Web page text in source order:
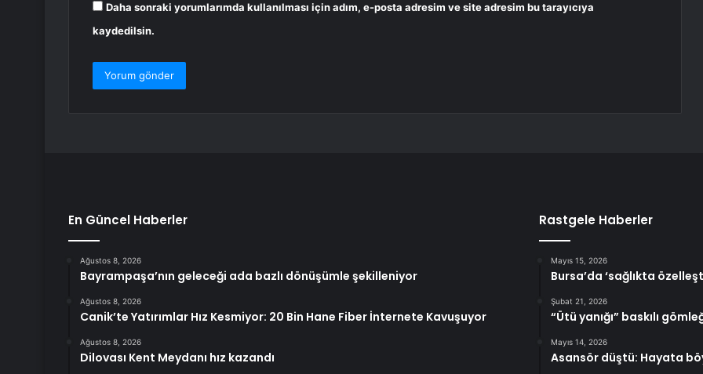
Daha sonraki yorumlarımda kullanılması için adım, e-posta adresim ve site adresim bu tarayıcıya
kaydedilsin.
En Güncel Haberler
Ağustos 8, 2026
Bayrampaşa’nın geleceği ada bazlı dönüşümle şekilleniyor
Ağustos 8, 2026
Canik’te Yatırımlar Hız Kesmiyor: 20 Bin Hane Fiber İnternete Kavuşuyor
Ağustos 8, 2026
Dilovası Kent Meydanı hız kazandı
Rastgele Haberler
Mayıs 15, 2026
Bursa’da ‘sağlıkta
Şubat 21, 2026
“Ütü yanığı” baskılı
Mayıs 14, 2026
Asansör düştü: Hayata